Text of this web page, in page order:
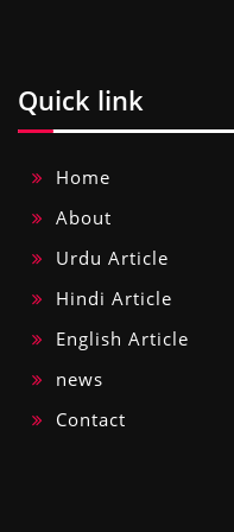
Quick link
Home
About
Urdu Article
Hindi Article
English Article
news
Contact